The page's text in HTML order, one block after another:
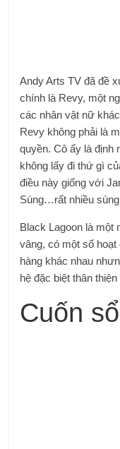
Andy Arts TV đã đề
chính là Revy, một
các nhân vật nữ
Revy không phải là
quyền. Cô ấy là định
không lấy đi thứ gì
điều này giống với
Súng…rất nhiều
Black Lagoon là một
vâng, có một số hoạt
hàng khác nhau
hệ đặc biệt thân
Cuốn